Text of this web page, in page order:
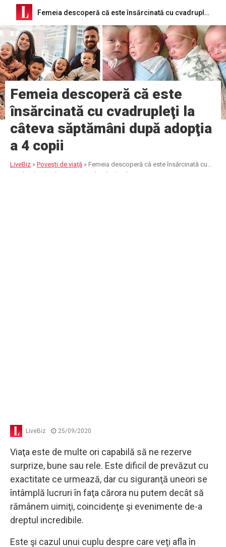
Femeia descoperă că este însărcinată cu cvadrupleţi la câteva săptămâni după adopţia a 4 copii
Femeia descoperă că este
însărcinată cu cvadrupleţi la
câteva săptămâni după adopţia
a 4 copii
LiveBiz » Poveşti de viaţă » Femeia descoperă că este însărcinată cu
cvadrupleţi la câteva săptămâni după adopţia a 4 copii
LiveBiz 25/09/2020
Viaţa este de multe ori capabilă să ne rezerve
surprize, bune sau rele. Este dificil de prevăzut cu
exactitate ce urmează, dar cu siguranţă uneori se
întâmplă lucruri în faţa cărora nu putem decât să
rămânem uimiţi, coincidenţe şi evenimente de-a
dreptul incredibile.
Este şi cazul unui cuplu despre care veţi afla în